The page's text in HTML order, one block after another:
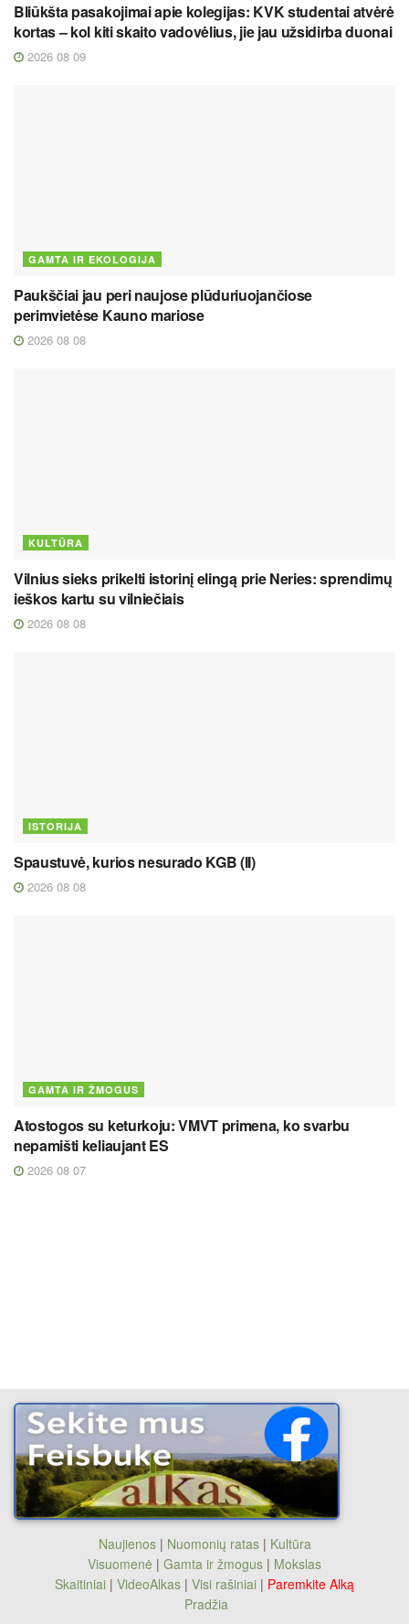
Bliūkšta pasakojimai apie kolegijas: KVK studentai atvėrė
kortas – kol kiti skaito vadovėlius, jie jau užsidirba duonai
2026 08 09
GAMTA IR EKOLOGIJA
Paukščiai jau peri naujose plūduriuojančiose
perimvietėse Kauno mariose
2026 08 08
KULTŪRA
Vilnius sieks prikelti istorinį elingą prie Neries: sprendimų
ieškos kartu su vilniečiais
2026 08 08
ISTORIJA
Spaustuvė, kurios nesurado KGB (II)
2026 08 08
GAMTA IR ŽMOGUS
Atostogos su keturkoju: VMVT primena, ko svarbu
nepamišti keliaujant ES
2026 08 07
Naujienos| Nuomonių ratas| Kultūra
Visuomenė | Gamta ir žmogus | Mokslas
Skaitiniai | VideoAlkas | Visi rašiniai | Paremkite Alką
Pradžia